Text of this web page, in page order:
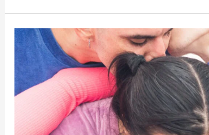
TEMPORADA
PULSIÓN
2024